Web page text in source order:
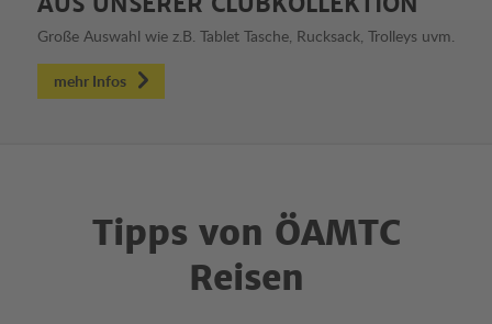
Große Auswahl wie z.B. Tablet Tasche, Rucksack, Trolleys uvm.
mehr Infos
Tipps von ÖAMTC
Reisen